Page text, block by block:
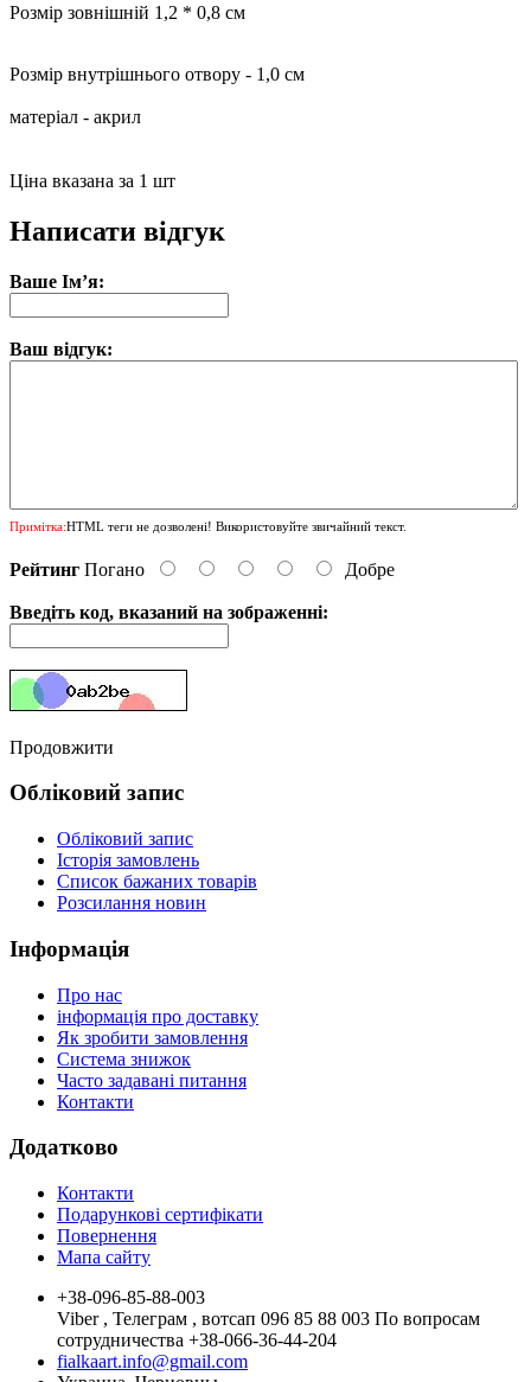
Розмір зовнішній 1,2 * 0,8 см
Розмір внутрішнього отвору - 1,0 см
матеріал - акрил
Ціна вказана за 1 шт
Написати відгук
Ваше Ім’я:
Ваш відгук:
Примітка:HTML теги не дозволені! Використовуйте звичайний текст.
Рейтинг Погано Добре
Введіть код, вказаний на зображенні:
Продовжити
Обліковий запис
Обліковий запис
Історія замовлень
Список бажаних товарів
Розсилання новин
Інформація
Про нас
інформація про доставку
Як зробити замовлення
Система знижок
Часто задавані питання
Контакти
Додатково
Контакти
Подарункові сертифікати
Повернення
Мапа сайту
+38-096-85-88-003
Viber , Телеграм , вотсап 096 85 88 003 По вопросам
сотрудничества +38-066-36-44-204
fialkaart.info@gmail.com